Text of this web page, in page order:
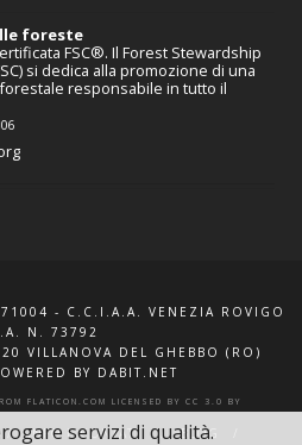
foreste
FSC®. Il Forest Stewardship
si dedica alla promozione di una
responsabile in tutto il
- C.C.I.A.A. VENEZIA ROVIGO
N. 73792
VILLANOVA DEL GHEBBO (RO)
BY DABIT.NET
FLATICON.COM LICENSED BY CC 3.0 BY
INFO E CONTATTI BLOG
servizi di qualità.